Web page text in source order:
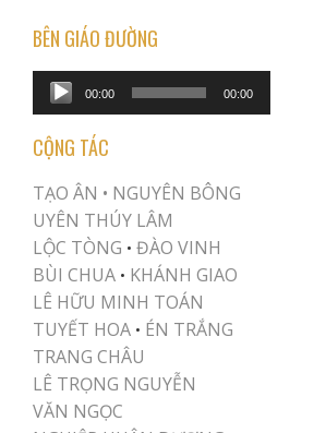
BÊN GIÁO ĐƯỜNG
Audio
Player
00:00 00:00
CỘNG TÁC
TẠO ÂN • NGUYÊN BÔNG
UYÊN THÚY LÂM
LỘC TÒNG • ĐÀO VINH
BÙI CHUA • KHÁNH GIAO
LÊ HỮU MINH TOÁN
TUYẾT HOA • ÉN TRẮNG
TRANG CHÂU
LÊ TRỌNG NGUYỄN
VĂN NGỌC